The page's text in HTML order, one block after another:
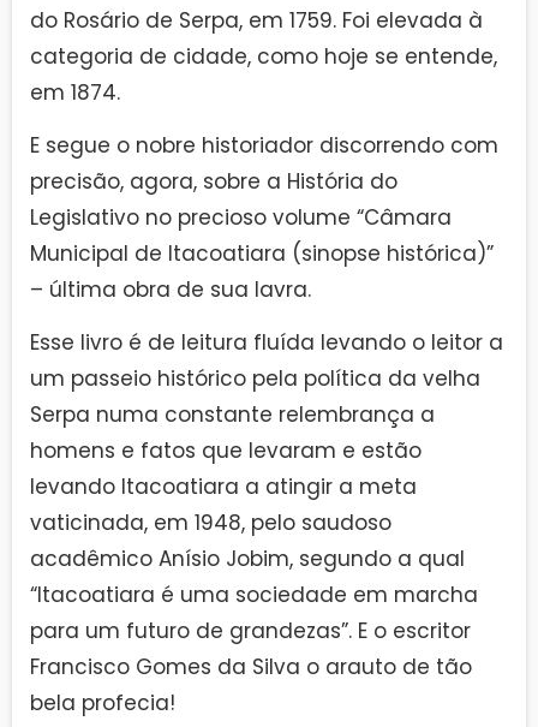
do Rosário de Serpa, em 1759. Foi elevada à
categoria de cidade, como hoje se entende,
em 1874.
E segue o nobre historiador discorrendo com
precisão, agora, sobre a História do
Legislativo no precioso volume “Câmara
Municipal de Itacoatiara (sinopse histórica)”
– última obra de sua lavra.
Esse livro é de leitura fluída levando o leitor a
um passeio histórico pela política da velha
Serpa numa constante relembrança a
homens e fatos que levaram e estão
levando Itacoatiara a atingir a meta
vaticinada, em 1948, pelo saudoso
acadêmico Anísio Jobim, segundo a qual
“Itacoatiara é uma sociedade em marcha
para um futuro de grandezas”. E o escritor
Francisco Gomes da Silva o arauto de tão
bela profecia!